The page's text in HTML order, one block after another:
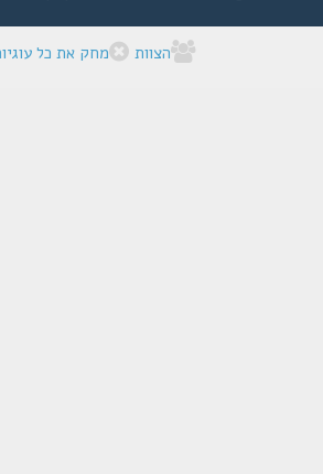
הצוות מחק את כל עוגיות